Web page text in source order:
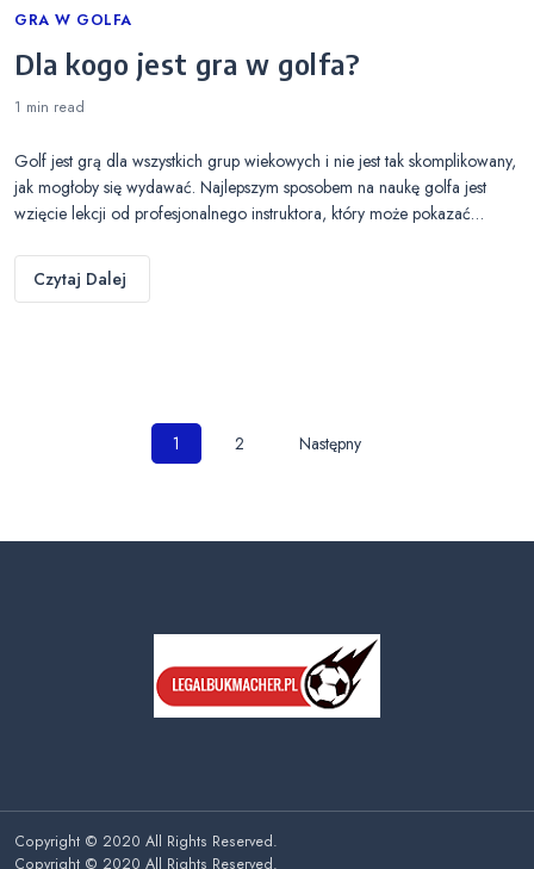
Categories
GRA W GOLFA
Dla kogo jest gra w golfa?
1 min read
Golf jest grą dla wszystkich grup wiekowych i nie jest tak skomplikowany,
jak mogłoby się wydawać. Najlepszym sposobem na naukę golfa jest
wzięcie lekcji od profesjonalnego instruktora, który może pokazać…
Czytaj Dalej
Nawigacja
1 2 Następny
Copyright © 2020 All Rights Reserved.
Copyright © 2020 All Rights Reserved.